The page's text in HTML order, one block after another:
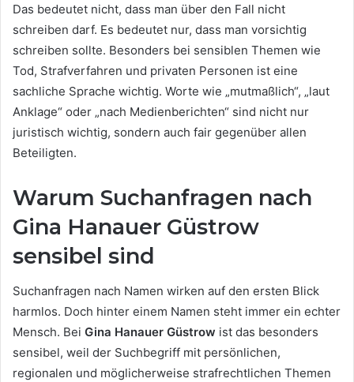
Das bedeutet nicht, dass man über den Fall nicht
schreiben darf. Es bedeutet nur, dass man vorsichtig
schreiben sollte. Besonders bei sensiblen Themen wie
Tod, Strafverfahren und privaten Personen ist eine
sachliche Sprache wichtig. Worte wie „mutmaßlich“, „laut
Anklage“ oder „nach Medienberichten“ sind nicht nur
juristisch wichtig, sondern auch fair gegenüber allen
Beteiligten.
Warum Suchanfragen nach
Gina Hanauer Güstrow
sensibel sind
Suchanfragen nach Namen wirken auf den ersten Blick
harmlos. Doch hinter einem Namen steht immer ein echter
Mensch. Bei Gina Hanauer Güstrow ist das besonders
sensibel, weil der Suchbegriff mit persönlichen,
regionalen und möglicherweise strafrechtlichen Themen